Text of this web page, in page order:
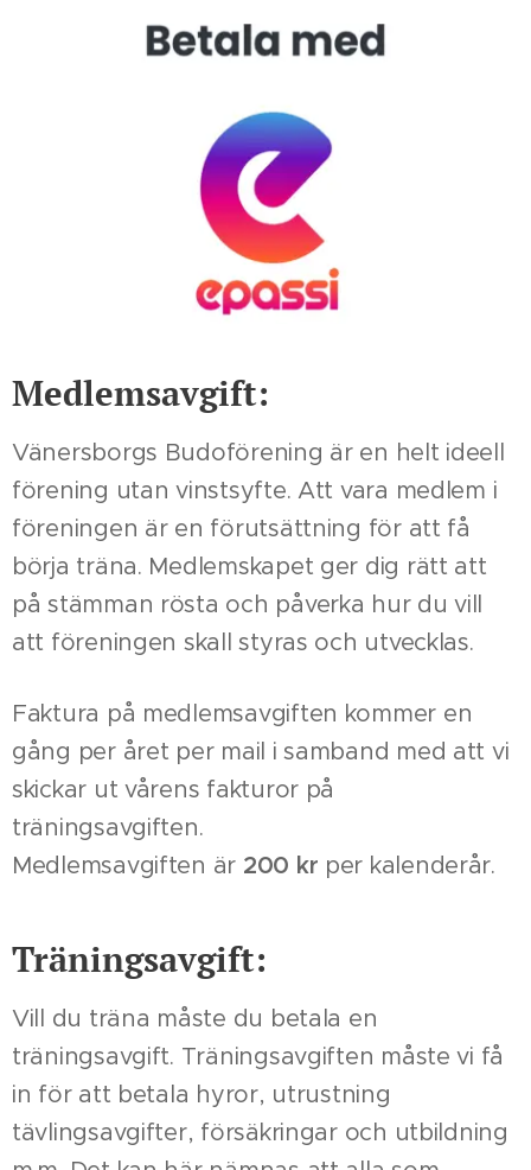
Medlemsavgift:
Vänersborgs Budoförening är en helt ideell
förening utan vinstsyfte. Att vara medlem i
föreningen är en förutsättning för att få
börja träna. Medlemskapet ger dig rätt att
på stämman rösta och påverka hur du vill
att föreningen skall styras och utvecklas.
Faktura på medlemsavgiften kommer en
gång per året per mail i samband med att vi
skickar ut vårens fakturor på
träningsavgiften.
Medlemsavgiften är 200 kr per kalenderår.
Träningsavgift:
Vill du träna måste du betala en
träningsavgift. Träningsavgiften måste vi få
in för att betala hyror, utrustning
tävlingsavgifter, försäkringar och utbildning